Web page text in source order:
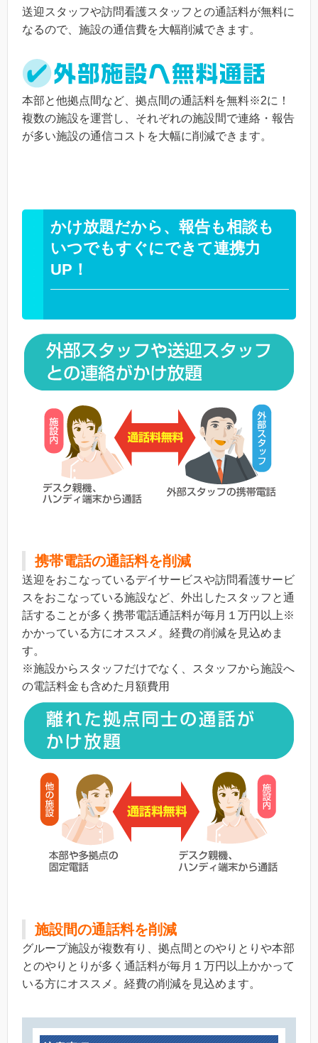
送迎スタッフや訪問看護スタッフとの通話料が無料に
なるので、施設の通信費を大幅削減できます。
本部と他拠点間など、拠点間の通話料を無料※2に！
複数の施設を運営し、それぞれの施設間で連絡・報告
が多い施設の通信コストを大幅に削減できます。
かけ放題だから、報告も相談も
いつでもすぐにできて連携力
UP！
携帯電話の通話料を削減
送迎をおこなっているデイサービスや訪問看護サービ
スをおこなっている施設など、外出したスタッフと通
話することが多く携帯電話通話料が毎月１万円以上※
かかっている方にオススメ。経費の削減を見込めま
す。
※施設からスタッフだけでなく、スタッフから施設へ
の電話料金も含めた月額費用
施設間の通話料を削減
グループ施設が複数有り、拠点間とのやりとりや本部
とのやりとりが多く通話料が毎月１万円以上かかって
いる方にオススメ。経費の削減を見込めます。